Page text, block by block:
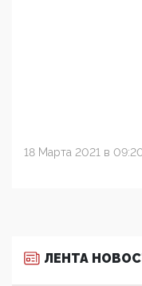
18 Марта 2021 в
ЛЕНТА